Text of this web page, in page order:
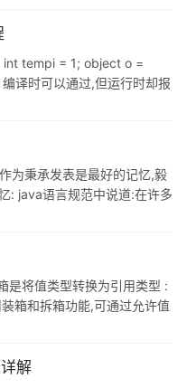
using
int tempi = 1; object o =
译时可以通过,但运行时却报
double类型.其正确格式如
为秉承发表是最好的记忆,毅
: java语言规范中说道:在许多
型,来符合java的面向对象:例
动的装箱:解析为 Integer nu
是将值类型转换为引用类型 :
箱和拆箱功能,可通过允许值
这是一个装箱的过程,是
解